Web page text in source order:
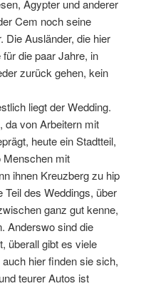
Ägypter und anderer
Cem noch seine
Die Ausländer, die hier
die paar Jahre, in
zurück gehen, kein
liegt der Wedding.
da von Arbeitern mit
heute ein Stadtteil,
Menschen mit
ihnen Kreuzberg zu hip
Teil des Weddings, über
ganz gut kenne,
Anderswo sind die
überall gibt es viele
hier finden sie sich,
teurer Autos ist